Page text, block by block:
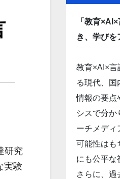
研究
実験
「教育
き、学びを
教育×AI×言
る現代、国
情報の要点
シスで分か
ーチメディ
可能性はも
にも公平な
さらに、過